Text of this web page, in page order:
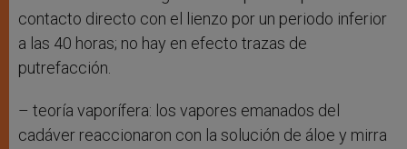
contacto directo con el lienzo por un periodo inferior
a las 40 horas; no hay en efecto trazas de
putrefacción.
– teoría vaporífera: los vapores emanados del
cadáver reaccionaron con la solución de áloe y mirra